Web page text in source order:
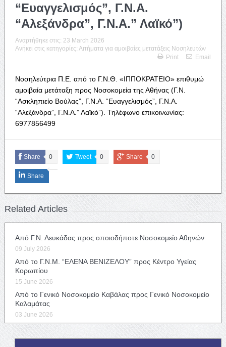
“Ευαγγελισμός”, Γ.Ν.Α.
“Αλεξάνδρα”, Γ.Ν.Α.” Λαϊκό”)
Αναρτήθηκε στις: 23 March 2026
Ανήκει στις κατηγορίες: Αιτήματα για αμοιβαίες μετατάξεις Νοσηλευτών
Print
Email
Νοσηλεύτρια Π.Ε. από το Γ.Ν.Θ. «ΙΠΠΟΚΡΑΤΕΙΟ» επιθυμώ
αμοιβαία μετάταξη προς Νοσοκομεία της Αθήνας (Γ.Ν.
“Ασκληπιείο Βούλας”, Γ.Ν.Α. “Ευαγγελισμός”, Γ.Ν.Α.
“Αλεξάνδρα”, Γ.Ν.Α.” Λαϊκό”). Τηλέφωνο επικοινωνίας:
6977856499
Share 0 Tweet 0 Share 0
Share
Related Articles
Από Γ.Ν. Λευκάδας προς οποιοδήποτε Νοσοκομείο Αθηνών
09 July 2026
Από το Γ.Ν.Μ. “ΕΛΕΝΑ ΒΕΝΙΖΕΛΟΥ” προς Κέντρο Υγείας
Κορωπίου
15 June 2026
Από το Γενικό Νοσοκομείο Καβάλας προς Γενικό Νοσοκομείο
Καλαμάτας
03 June 2026